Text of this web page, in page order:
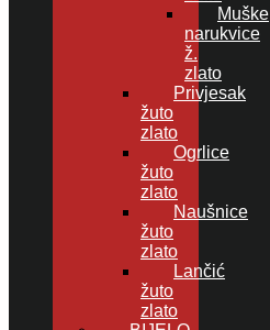
Muške
narukvice
ž.
zlato
Privjesak
žuto
zlato
Ogrlice
žuto
zlato
Naušnice
žuto
zlato
Lančić
žuto
zlato